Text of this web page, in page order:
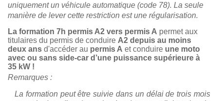
uniquement un véhicule automatique (code 78). La seule
manière de lever cette restriction est une régularisation.
La formation 7h permis A2 vers permis A permet aux
titulaires du permis de conduire A2 depuis au moins
deux ans d'accéder au permis A et conduire une moto
avec ou sans side-car d’une puissance supérieure à
35 kW !
Remarques :
La formation peut être suivie dans un délai de trois mois